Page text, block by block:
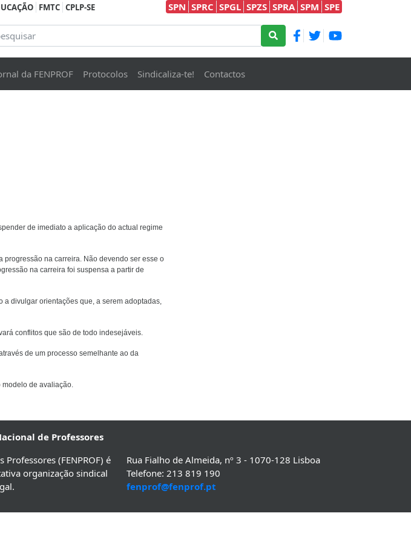
FMTC CPLP-SE SPN SPRC SPGL SPZS SPRA SPM SPE
da FENPROF Protocolos Sindicaliza-te! Contactos
de imediato a aplicação do actual regime
progressão na carreira. Não devendo ser esse o
na carreira foi suspensa a partir de
a divulgar orientações que, a serem adoptadas,
conflitos que são de todo indesejáveis.
de um processo semelhante ao da
modelo de avaliação.
de Professores
(FENPROF) é
organização sindical
Rua Fialho de Almeida, nº 3 - 1070-128 Lisboa
Telefone: 213 819 190
fenprof@fenprof.pt